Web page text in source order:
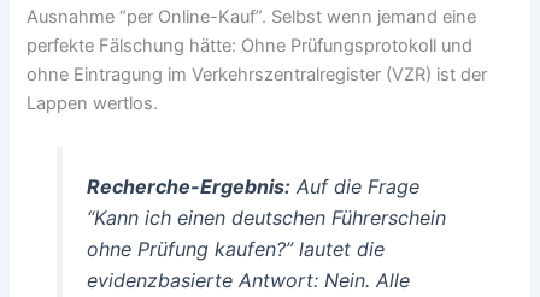
Ausnahme “per Online-Kauf”. Selbst wenn jemand eine
perfekte Fälschung hätte: Ohne Prüfungsprotokoll und
ohne Eintragung im Verkehrszentralregister (VZR) ist der
Lappen wertlos.
Recherche-Ergebnis:Auf die Frage
“Kann ich einen deutschen Führerschein
ohne Prüfung kaufen?” lautet die
evidenzbasierte Antwort: Nein. Alle